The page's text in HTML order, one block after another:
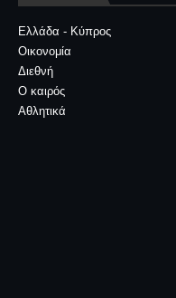
Ελλάδα - Κύπρος
Οικονομία
Διεθνή
Ο καιρός
Αθλητικά